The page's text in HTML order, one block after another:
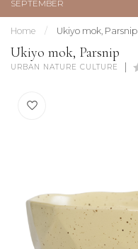
SEPTEMBER
Home / Ukiyo mok, Parsnip
Ukiyo mok, Parsnip
URBAN NATURE CULTURE